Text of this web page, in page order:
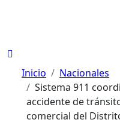
Inicio
Nacionales
Sistema 911
accidente de
comercial del